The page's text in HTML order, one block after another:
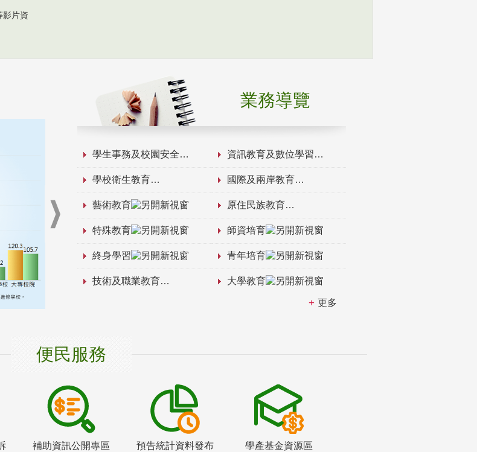
影片資
業務導覽
學生事務及校園安全 資訊教育及數位學習
學校衛生教育 國際及兩岸教育
藝術教育 原住民族教育
特殊教育 師資培育
終身學習 青年培育
技術及職業教育 大學教育
更多
便民服務
補助資訊公開專區
預告統計資料發布
學產基金資源區